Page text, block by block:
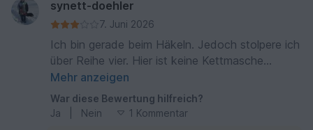
synett-doehler
7. Juni 2026
Ich bin gerade beim Häkeln. Jedoch stolpere ich
über Reihe vier. Hier ist keine Kettmasche
eingezeichnet. Ich bin der Meinung dass jede
Runde mit einer Kettmasche abgeschlossen
wird. Ansonsten ist es ein schönes Muster.
Mehr anzeigen
War diese Bewertung hilfreich?
Ja
Nein 1 Kommentar